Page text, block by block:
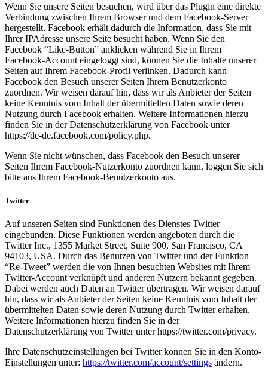
Wenn Sie unsere Seiten besuchen, wird über das Plugin eine direkte
Verbindung zwischen Ihrem Browser und dem Facebook-Server
hergestellt. Facebook erhält dadurch die Information, dass Sie mit
Ihrer IPAdresse unsere Seite besucht haben. Wenn Sie den
Facebook “Like-Button” anklicken während Sie in Ihrem
Facebook-Account eingeloggt sind, können Sie die Inhalte unserer
Seiten auf Ihrem Facebook-Profil verlinken. Dadurch kann
Facebook den Besuch unserer Seiten Ihrem Benutzerkonto
zuordnen. Wir weisen darauf hin, dass wir als Anbieter der Seiten
keine Kenntnis vom Inhalt der übermittelten Daten sowie deren
Nutzung durch Facebook erhalten. Weitere Informationen hierzu
finden Sie in der Datenschutzerklärung von Facebook unter
https://de-de.facebook.com/policy.php.
Wenn Sie nicht wünschen, dass Facebook den Besuch unserer
Seiten Ihrem Facebook-Nutzerkonto zuordnen kann, loggen Sie sich
bitte aus Ihrem Facebook-Benutzerkonto aus.
Twitter
Auf unseren Seiten sind Funktionen des Dienstes Twitter
eingebunden. Diese Funktionen werden angeboten durch die
Twitter Inc., 1355 Market Street, Suite 900, San Francisco, CA
94103, USA. Durch das Benutzen von Twitter und der Funktion
“Re-Tweet” werden die von Ihnen besuchten Websites mit Ihrem
Twitter-Account verknüpft und anderen Nutzern bekannt gegeben.
Dabei werden auch Daten an Twitter übertragen. Wir weisen darauf
hin, dass wir als Anbieter der Seiten keine Kenntnis vom Inhalt der
übermittelten Daten sowie deren Nutzung durch Twitter erhalten.
Weitere Informationen hierzu finden Sie in der
Datenschutzerklärung von Twitter unter https://twitter.com/privacy.
Ihre Datenschutzeinstellungen bei Twitter können Sie in den Konto-
Einstellungen unter: https://twitter.com/account/settings ändern.